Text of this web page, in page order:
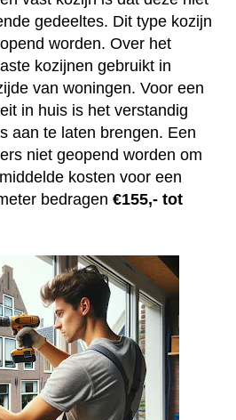
gedeeltes. Dit type kozijn
worden. Over het
kozijnen gebruikt in
van woningen. Voor een
in huis is het verstandig
aan te laten brengen. Een
niet geopend worden om
kosten voor een
bedragen €155,- tot